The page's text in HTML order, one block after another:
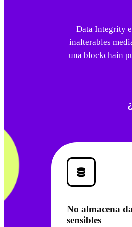
Data Integrity
inalterables
una blockchain
No almacena
sensibles